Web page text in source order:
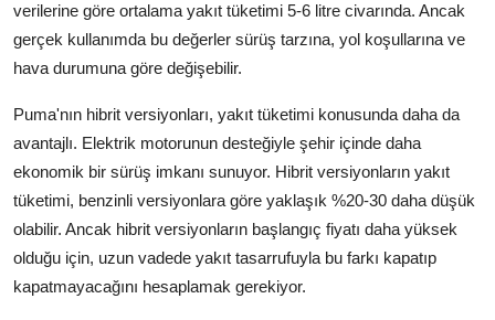
verilerine göre ortalama yakıt tüketimi 5-6 litre civarında. Ancak
gerçek kullanımda bu değerler sürüş tarzına, yol koşullarına ve
hava durumuna göre değişebilir.
Puma'nın hibrit versiyonları, yakıt tüketimi konusunda daha da
avantajlı. Elektrik motorunun desteğiyle şehir içinde daha
ekonomik bir sürüş imkanı sunuyor. Hibrit versiyonların yakıt
tüketimi, benzinli versiyonlara göre yaklaşık %20-30 daha düşük
olabilir. Ancak hibrit versiyonların başlangıç fiyatı daha yüksek
olduğu için, uzun vadede yakıt tasarrufuyla bu farkı kapatıp
kapatmayacağını hesaplamak gerekiyor.